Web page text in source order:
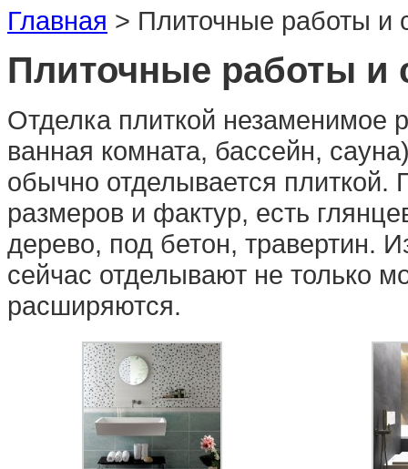
Главная > Плиточные работы и
Плиточные работы и
Отделка плиткой незаменимое
ванная комната, бассейн,
обычно отделывается плиткой.
размеров и фактур, есть
дерево, под бетон, травертин.
сейчас отделывают не только
расширяются.